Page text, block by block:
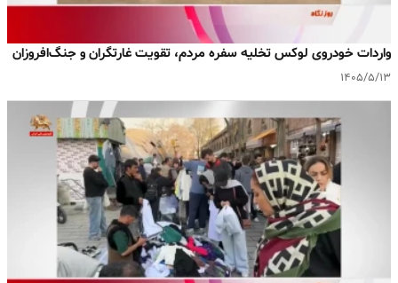
واردات خودروی لوکس تخلیه سفره مردم، تقویت غارتگران و جنگ‌افروزان
۱۴۰۵/۵/۱۳